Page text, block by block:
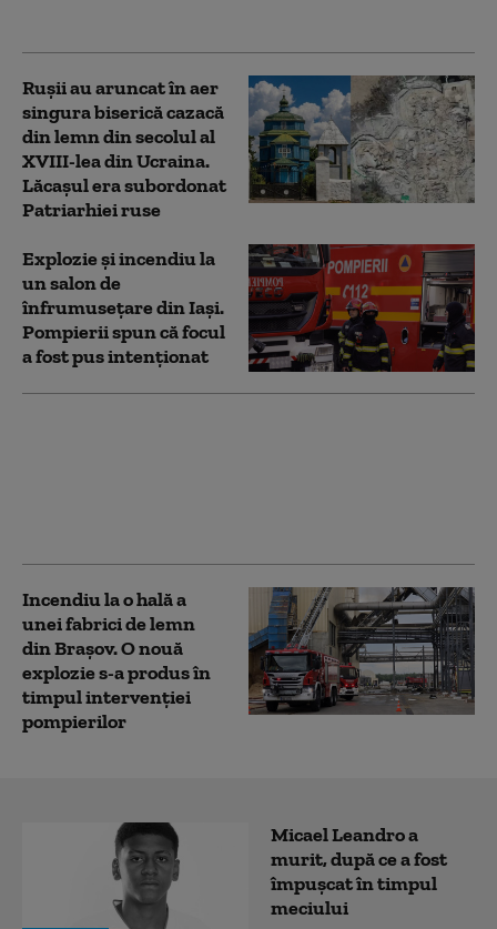
Rușii au aruncat în aer
singura biserică cazacă
din lemn din secolul al
XVIII-lea din Ucraina.
Lăcașul era subordonat
Patriarhiei ruse
Explozie și incendiu la
un salon de
înfrumusețare din Iași.
Pompierii spun că focul
a fost pus intenționat
Incendiu la o hală a
unei fabrici de lemn
din Braşov. O nouă
explozie s-a produs în
timpul intervenției
pompierilor
Micael Leandro a
murit, după ce a fost
împușcat în timpul
meciului